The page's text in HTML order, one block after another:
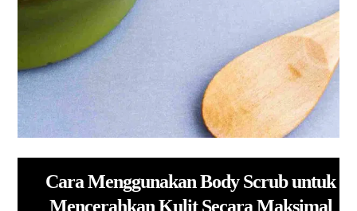
Cara Menggunakan Body Scrub untuk
Mencerahkan Kulit Secara Maksimal